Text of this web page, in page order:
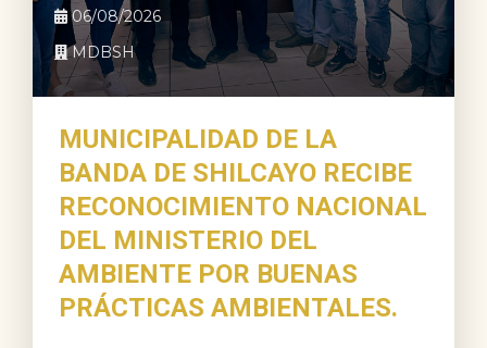
06/08/2026
MDBSH
MUNICIPALIDAD DE LA
BANDA DE SHILCAYO RECIBE
RECONOCIMIENTO NACIONAL
DEL MINISTERIO DEL
AMBIENTE POR BUENAS
PRÁCTICAS AMBIENTALES.